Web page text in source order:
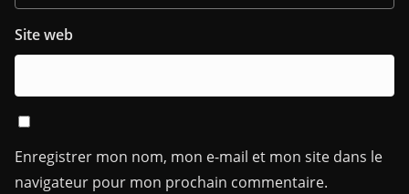
Site web
Enregistrer mon nom, mon e-mail et mon site dans le
navigateur pour mon prochain commentaire.